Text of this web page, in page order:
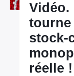
Vidéo.
tourne
stock-
réelle !